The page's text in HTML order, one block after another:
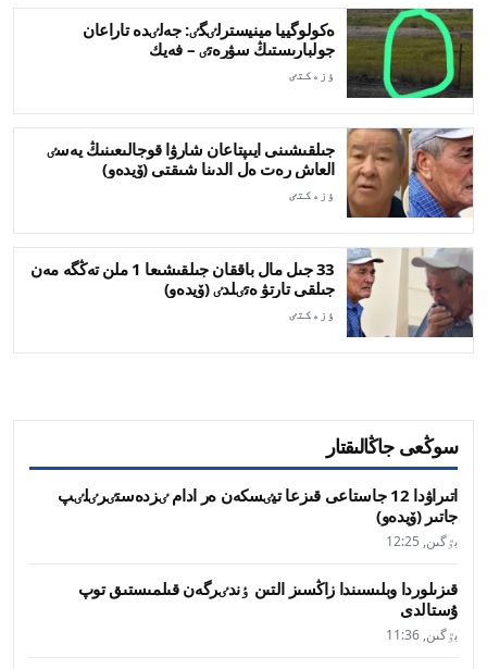
ەكولوگييا مينيسترلٸگٸ: جەلٸدە تاراعان
جولبارىستىڭ سۋرەتٸ – فەيك
ٶزەكتٸ
جىلقىشىنى ايىپتاعان شارۋا قوجالىعىنىڭ يەسٸ
العاش رەت ەل الدىنا شىقتى (ۆيدەو)
ٶزەكتٸ
33 جىل مال باققان جىلقىشىعا 1 ملن تەڭگە مەن
جىلقى تارتۋ ەتٸلدٸ (ۆيدەو)
ٶزەكتٸ
سوڭعى جاڭالىقتار
اتىراۋدا 12 جاستاعى قىزعا تيٸسكەن ەر ادام ٸزدەستٸرٸلٸپ
جاتىر (ۆيدەو)
بٷگىن, 12:25
قىزىلوردا وبلىسىندا زاڭسىز التىن ٶندٸرگەن قىلمىستىق توپ
ۇستالدى
بٷگىن, 11:36